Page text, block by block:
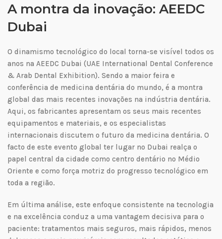
A montra da inovação: AEEDC
Dubai
O dinamismo tecnológico do local torna-se visível todos os
anos na AEEDC Dubai (UAE International Dental Conference
& Arab Dental Exhibition). Sendo a maior feira e
conferência de medicina dentária do mundo, é a montra
global das mais recentes inovações na indústria dentária.
Aqui, os fabricantes apresentam os seus mais recentes
equipamentos e materiais, e os especialistas
internacionais discutem o futuro da medicina dentária. O
facto de este evento global ter lugar no Dubai realça o
papel central da cidade como centro dentário no Médio
Oriente e como força motriz do progresso tecnológico em
toda a região.
Em última análise, este enfoque consistente na tecnologia
e na excelência conduz a uma vantagem decisiva para o
paciente: tratamentos mais seguros, mais rápidos, menos